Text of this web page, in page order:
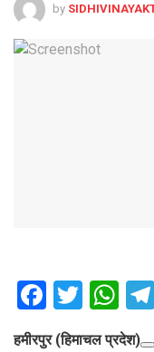
by
F
a
T
W
h
हमीरपुर (हिमाचल प्रदेश)